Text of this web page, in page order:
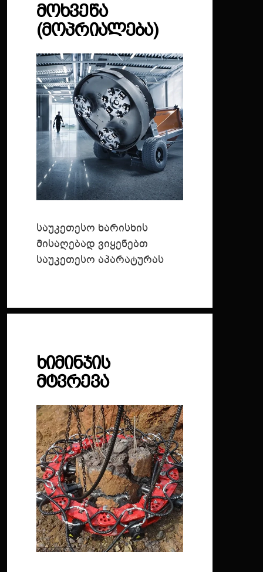
ᲛᲝᲮᲕᲔᲬᲐ
(ᲛᲝᲞᲠᲘᲐᲚᲔᲑᲐ)
საუკეთესო ხარისხის
მისაღებად ვიყენებთ
საუკეთესო აპარატურას
ᲮᲘᲛᲘᲜᲯᲘᲡ
ᲛᲢᲕᲠᲔᲕᲐ